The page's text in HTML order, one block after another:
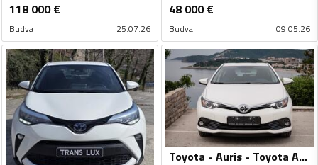
118 000€
Budva 25.07.26
48 000€
Budva 09.05.26
Toyota - Auris - Toyota Auris 1.6benzin